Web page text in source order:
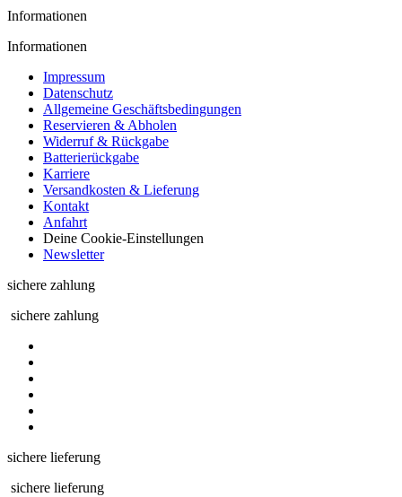
Informationen
Informationen
Impressum
Datenschutz
Allgemeine Geschäftsbedingungen
Reservieren & Abholen
Widerruf & Rückgabe
Batterierückgabe
Karriere
Versandkosten & Lieferung
Kontakt
Anfahrt
Deine Cookie-Einstellungen
Newsletter
sichere zahlung
sichere zahlung
sichere lieferung
sichere lieferung